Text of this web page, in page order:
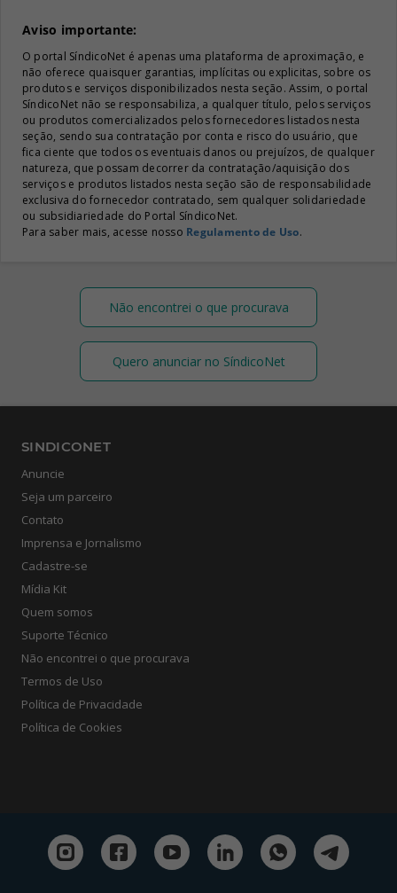
Aviso importante:
O portal SíndicoNet é apenas uma plataforma de aproximação, e
não oferece quaisquer garantias, implícitas ou explicitas, sobre os
produtos e serviços disponibilizados nesta seção. Assim, o portal
SíndicoNet não se responsabiliza, a qualquer título, pelos serviços
ou produtos comercializados pelos fornecedores listados nesta
seção, sendo sua contratação por conta e risco do usuário, que
fica ciente que todos os eventuais danos ou prejuízos, de qualquer
natureza, que possam decorrer da contratação/aquisição dos
serviços e produtos listados nesta seção são de responsabilidade
exclusiva do fornecedor contratado, sem qualquer solidariedade
ou subsidiariedade do Portal SíndicoNet.
Para saber mais, acesse nosso Regulamento de Uso.
Não encontrei o que procurava
Quero anunciar no SíndicoNet
SINDICONET
Anuncie
Seja um parceiro
Contato
Imprensa e Jornalismo
Cadastre-se
Mídia Kit
Quem somos
Suporte Técnico
Não encontrei o que procurava
Termos de Uso
Política de Privacidade
Política de Cookies